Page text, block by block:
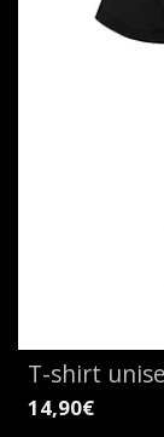
T-shirt
14,90€